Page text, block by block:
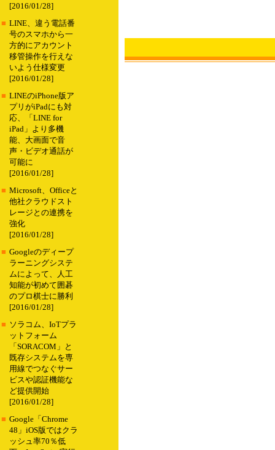
[2016/01/28]
■ LINE、違う電話番
号のスマホから一
方的にアカウント
移管操作を行えな
いよう仕様変更
[2016/01/28]
■ LINEのiPhone版ア
プリがiPadにも対
応、「LINE for
iPad」より多機
能、大画面で音
声・ビデオ通話が
可能に
[2016/01/28]
■ Microsoft、Officeと
他社クラウドスト
レージとの連携を
強化
[2016/01/28]
■ Googleのディープ
ラーニングシステ
ムによって、人工
知能が初めて囲碁
のプロ棋士に勝利
[2016/01/28]
■ ソラコム、IoTプラ
ットフォーム
「SORACOM」と
既存システムを専
用線でつなぐサー
ビスや認証機能な
ど提供開始
[2016/01/28]
■ Google「Chrome
48」iOS版ではクラ
ッシュ率70％低